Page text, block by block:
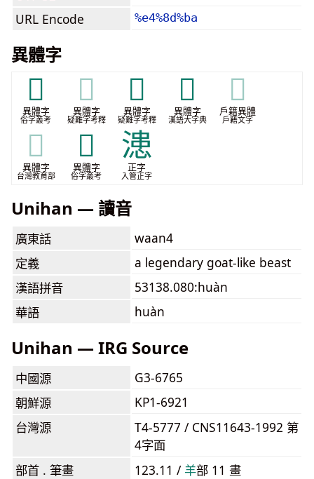
URL Encode %e4%8d%ba
異體字
𤡟
異體字
俗字叢考
𤡟
異體字
疑難字考釋
𤢁
異體字
疑難字考釋
𦏖
異體字
漢語大字典
𦏖
戶籍異體
戶籍文字
𦏖
異體字
台灣教育部
𧴊
異體字
俗字叢考
漶
正字
入管正字
Unihan — 讀音
廣東話
waan4
定義
a legendary goat-like beast
漢語拼音
53138.080:huàn
華語
huàn
Unihan — IRG Source
中國源
G3-6765
朝鮮源
KP1-6921
台灣源
T4-5777 / CNS11643-1992 第
4字面
部首 . 筆畫
123.11 / ⽺部 11 畫